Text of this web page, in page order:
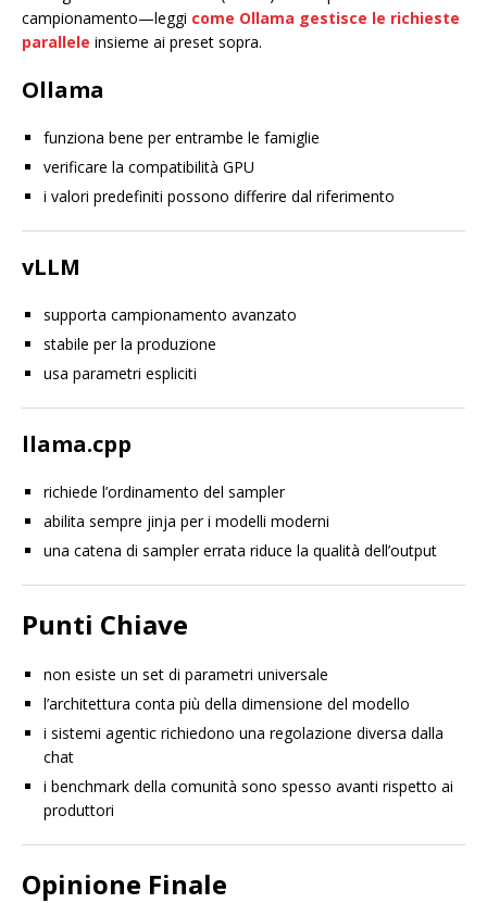
campionamento—leggi come Ollama gestisce le richieste
parallele insieme ai preset sopra.
Ollama
funziona bene per entrambe le famiglie
verificare la compatibilità GPU
i valori predefiniti possono differire dal riferimento
vLLM
supporta campionamento avanzato
stabile per la produzione
usa parametri espliciti
llama.cpp
richiede l’ordinamento del sampler
abilita sempre jinja per i modelli moderni
una catena di sampler errata riduce la qualità dell’output
Punti Chiave
non esiste un set di parametri universale
l’architettura conta più della dimensione del modello
i sistemi agentic richiedono una regolazione diversa dalla
chat
i benchmark della comunità sono spesso avanti rispetto ai
produttori
Opinione Finale